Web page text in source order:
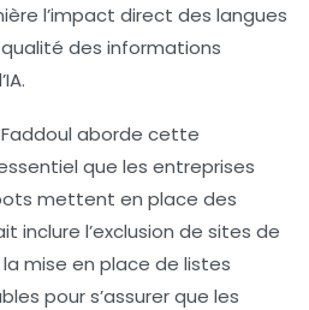
l’impact direct des langues
qualité des informations
Faddoul aborde cette
que les entreprises
mettent en place des
inclure l’exclusion de sites de
mise en place de listes
pour s’assurer que les